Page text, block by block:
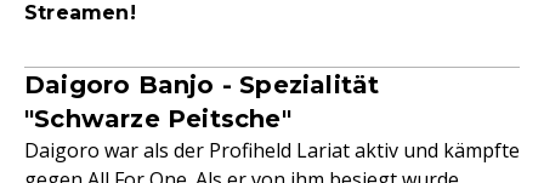
Streamen!
Daigoro Banjo - Spezialität
"Schwarze Peitsche"
Daigoro war als der Profiheld Lariat aktiv und kämpfte